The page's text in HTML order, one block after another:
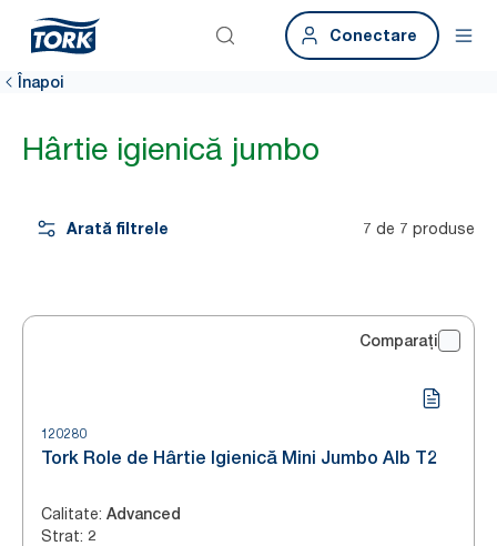
Conectare
Înapoi
Hârtie igienică jumbo
Arată filtrele 7 de 7 produse
Comparați
120280
Tork Role de Hârtie Igienică Mini Jumbo Alb T2
Calitate: Advanced
Strat: 2